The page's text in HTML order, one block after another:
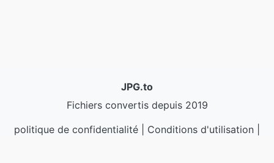
JPG.to
Fichiers convertis depuis 2019
politique de confidentialité
Conditions d'utilisation